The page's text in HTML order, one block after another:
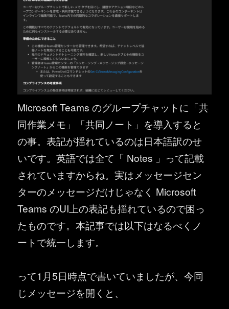
Microsoft Teams のグループチャットに「共
同作業メモ」「共同ノート」を導入すると
の事。表記が揺れているのは日本語訳のせ
いです。英語では全て「 Notes 」って記載
されていますからね。実はメッセージセン
ターのメッセージだけじゃなく Microsoft
Teams のUI上の表記も揺れているので困っ
たものです。本記事では以下はなるべくノ
ートで統一します。
って1月5日時点で書いていましたが、今同
じメッセージを開くと、